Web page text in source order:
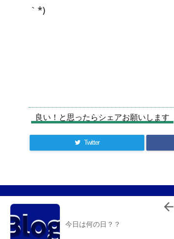
｀*)
良い！と思ったらシェアお願いします
Twitter
今日は何の日？？
